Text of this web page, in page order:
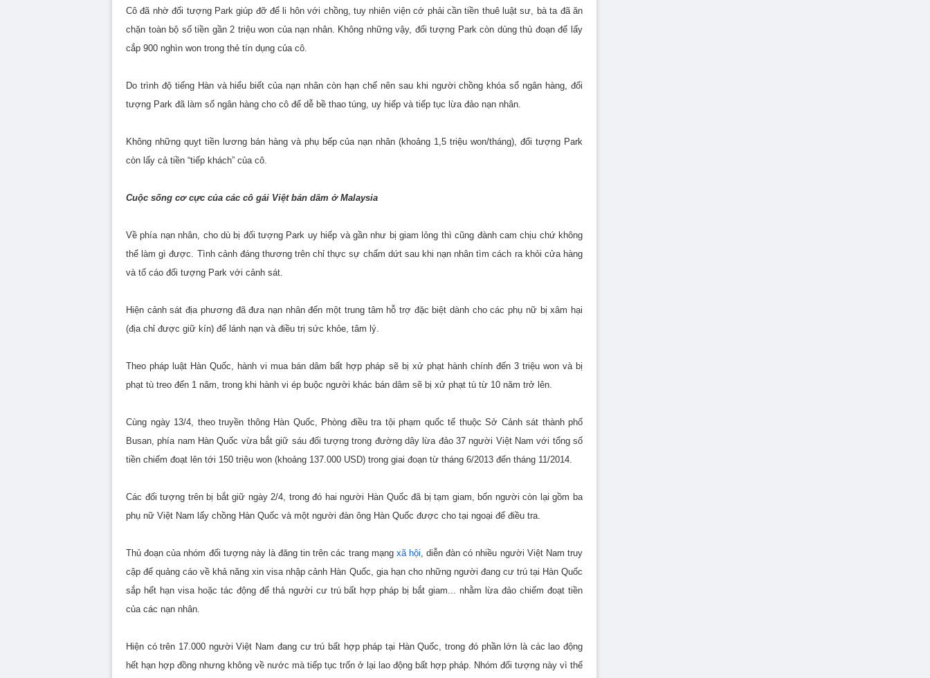
Cô đã nhờ đối tượng Park giúp đỡ để li hôn với chồng, tuy nhiên viện cớ phải cần tiền thuê luật sư, bà ta đã ăn
chặn toàn bộ số tiền gần 2 triệu won của nạn nhân. Không những vậy, đối tượng Park còn dùng thủ đoạn để lấy
cắp 900 nghìn won trong thẻ tín dụng của cô.
Do trình độ tiếng Hàn và hiểu biết của nạn nhân còn hạn chế nên sau khi người chồng khóa sổ ngân hàng, đối
tượng Park đã làm sổ ngân hàng cho cô để dễ bề thao túng, uy hiếp và tiếp tục lừa đảo nạn nhân.
Không những quỵt tiền lương bán hàng và phụ bếp của nạn nhân (khoảng 1,5 triệu won/tháng), đối tượng Park
còn lấy cả tiền “tiếp khách” của cô.
Cuộc sống cơ cực của các cô gái Việt bán dâm ở Malaysia
Về phía nạn nhân, cho dù bị đối tượng Park uy hiếp và gần như bị giam lỏng thì cũng đành cam chịu chứ không
thể làm gì được. Tình cảnh đáng thương trên chỉ thực sự chấm dứt sau khi nạn nhân tìm cách ra khỏi cửa hàng
và tố cáo đối tượng Park với cảnh sát.
Hiện cảnh sát địa phương đã đưa nạn nhân đến một trung tâm hỗ trợ đặc biệt dành cho các phụ nữ bị xâm hại
(địa chỉ được giữ kín) để lánh nạn và điều trị sức khỏe, tâm lý.
Theo pháp luật Hàn Quốc, hành vi mua bán dâm bất hợp pháp sẽ bị xử phạt hành chính đến 3 triệu won và bị
phạt tù treo đến 1 năm, trong khi hành vi ép buộc người khác bán dâm sẽ bị xử phạt tù từ 10 năm trở lên.
Cùng ngày 13/4, theo truyền thông Hàn Quốc, Phòng điều tra tội phạm quốc tế thuộc Sở Cảnh sát thành phố
Busan, phía nam Hàn Quốc vừa bắt giữ sáu đối tượng trong đường dây lừa đảo 37 người Việt Nam với tổng số
tiền chiếm đoạt lên tới 150 triệu won (khoảng 137.000 USD) trong giai đoạn từ tháng 6/2013 đến tháng 11/2014.
Các đối tượng trên bị bắt giữ ngày 2/4, trong đó hai người Hàn Quốc đã bị tạm giam, bốn người còn lại gồm ba
phụ nữ Việt Nam lấy chồng Hàn Quốc và một người đàn ông Hàn Quốc được cho tại ngoại để điều tra.
Thủ đoạn của nhóm đối tượng này là đăng tin trên các trang mạng xã hội, diễn đàn có nhiều người Việt Nam truy
cập để quảng cáo về khả năng xin visa nhập cảnh Hàn Quốc, gia hạn cho những người đang cư trú tại Hàn Quốc
sắp hết hạn visa hoặc tác động để thả người cư trú bất hợp pháp bị bắt giam... nhằm lừa đảo chiếm đoạt tiền
của các nạn nhân.
Hiện có trên 17.000 người Việt Nam đang cư trú bất hợp pháp tại Hàn Quốc, trong đó phần lớn là các lao động
hết hạn hợp đồng nhưng không về nước mà tiếp tục trốn ở lại lao động bất hợp pháp. Nhóm đối tượng này vì thế